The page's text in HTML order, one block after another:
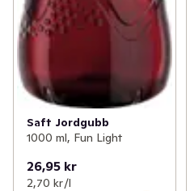
Saft Jordgubb
1000 ml, Fun Light
26,95 kr
2,70 kr /l